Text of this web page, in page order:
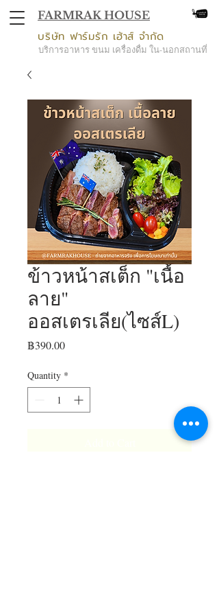
FARMRAK HOUSE
บริการอาหาร ขนม เครื่องดื่ม ใน-นอกสถานที่
บริษัท ฟาร์มรัก เฮ้าส์ จำกัด
ข้าวหน้าสเต็ก "เนื้อ
ลาย"
ออสเตรเลีย(ไซส์L)
฿390.00Price
Quantity *